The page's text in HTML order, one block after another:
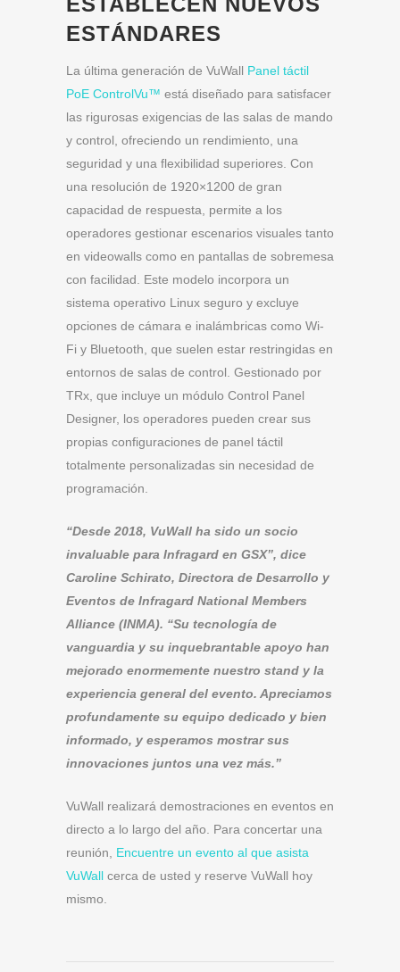
ESTÁNDARES
La última generación de VuWall Panel táctil
PoE ControlVu™ está diseñado para satisfacer
las rigurosas exigencias de las salas de mando
y control, ofreciendo un rendimiento, una
seguridad y una flexibilidad superiores. Con
una resolución de 1920×1200 de gran
capacidad de respuesta, permite a los
operadores gestionar escenarios visuales tanto
en videowalls como en pantallas de sobremesa
con facilidad. Este modelo incorpora un
sistema operativo Linux seguro y excluye
opciones de cámara e inalámbricas como Wi-
Fi y Bluetooth, que suelen estar restringidas en
entornos de salas de control. Gestionado por
TRx, que incluye un módulo Control Panel
Designer, los operadores pueden crear sus
propias configuraciones de panel táctil
totalmente personalizadas sin necesidad de
programación.
“Desde 2018, VuWall ha sido un socio
invaluable para Infragard en GSX”, dice
Caroline Schirato, Directora de Desarrollo y
Eventos de Infragard National Members
Alliance (INMA). “Su tecnología de
vanguardia y su inquebrantable apoyo han
mejorado enormemente nuestro stand y la
experiencia general del evento. Apreciamos
profundamente su equipo dedicado y bien
informado, y esperamos mostrar sus
innovaciones juntos una vez más.”
VuWall realizará demostraciones en eventos en
directo a lo largo del año. Para concertar una
reunión, Encuentre un evento al que asista
VuWall cerca de usted y reserve VuWall hoy
mismo.